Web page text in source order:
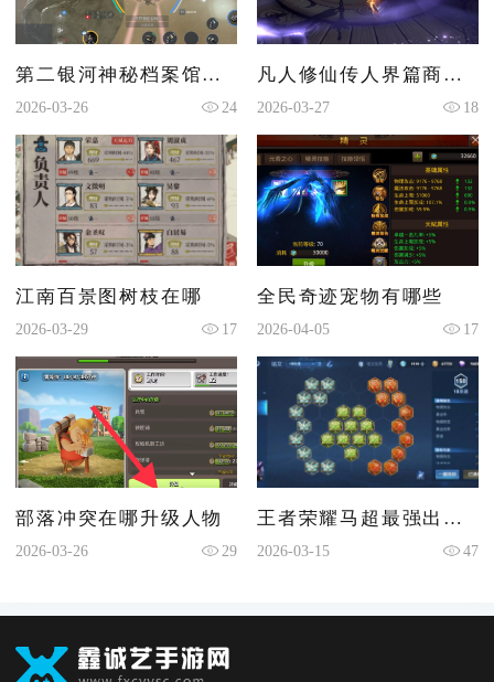
第二银河神秘档案馆任务怎么过
2026-03-26 24
凡人修仙传人界篇商城在哪
2026-03-27 18
江南百景图树枝在哪
2026-03-29 17
全民奇迹宠物有哪些
2026-04-05 17
部落冲突在哪升级人物
2026-03-26 29
王者荣耀马超最强出装和铭文是什么
2026-03-15 47